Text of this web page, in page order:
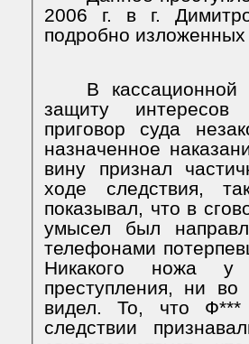
2006 г. в г.
подробно изложенных
В
защиту интересов
приговор суда
назначенное
вину признал
ходе следствия,
показывал, что в
умысел был
телефонами
Никакого ножа
преступления, ни
видел. То, что Ф***
следствии